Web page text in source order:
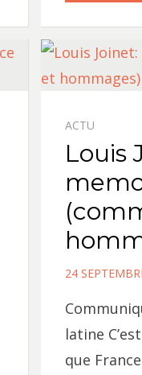
ACTU
Louis
POSTED
24
latine
que